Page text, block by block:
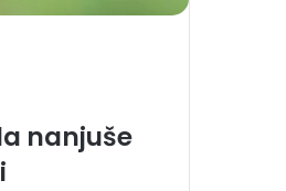
nanjuše